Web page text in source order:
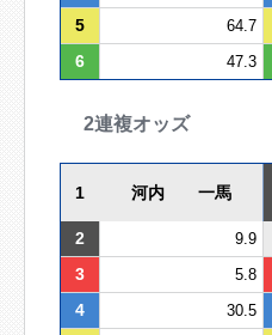
5
64.7
6
47.3
2連複オッズ
1 河内 一馬
2 9.9
3 5.8
4 30.5